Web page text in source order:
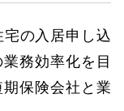
の入居申し込
務効率化を目
保険会社と業